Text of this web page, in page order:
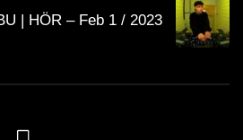
von “United We Stream #1”
Musikszene direkt in die
| HÖR – Feb 1 / 2023